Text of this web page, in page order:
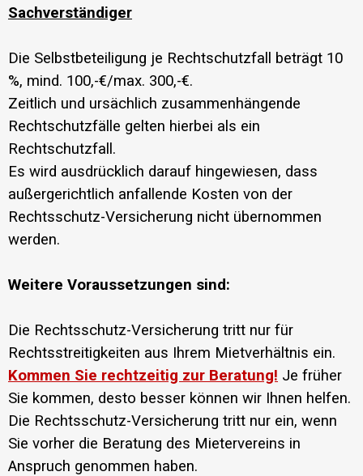
Sachverständiger
Die Selbstbeteiligung je Rechtschutzfall beträgt 10
%, mind. 100,-€/max. 300,-€.
Zeitlich und ursächlich zusammenhängende
Rechtschutzfälle gelten hierbei als ein
Rechtschutzfall.
Es wird ausdrücklich darauf hingewiesen, dass
außergerichtlich anfallende Kosten von der
Rechtsschutz-Versicherung nicht übernommen
werden.
Weitere Voraussetzungen sind:
Die Rechtsschutz-Versicherung tritt nur für
Rechtsstreitigkeiten aus Ihrem Mietverhältnis ein.
Kommen Sie rechtzeitig zur Beratung! Je früher
Sie kommen, desto besser können wir Ihnen helfen.
Die Rechtsschutz-Versicherung tritt nur ein, wenn
Sie vorher die Beratung des Mietervereins in
Anspruch genommen haben.